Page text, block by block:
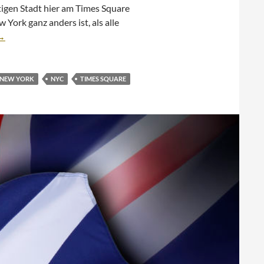
Stadt hier am Times Square
York ganz anders ist, als alle
– New York schläft tatsächlich nie
NEW YORK NYC TIMES SQUARE